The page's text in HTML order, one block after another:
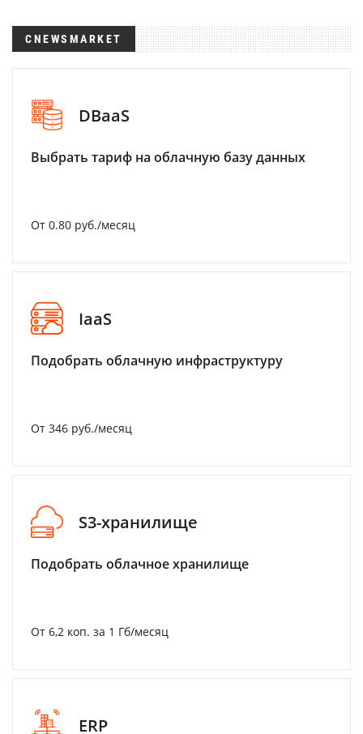
CNEWSMARKET
DBaaS
Выбрать тариф на облачную базу данных
От 0.80 руб./месяц
IaaS
Подобрать облачную инфраструктуру
От 346 руб./месяц
S3-хранилище
Подобрать облачное хранилище
От 6,2 коп. за 1 Гб/месяц
ERP